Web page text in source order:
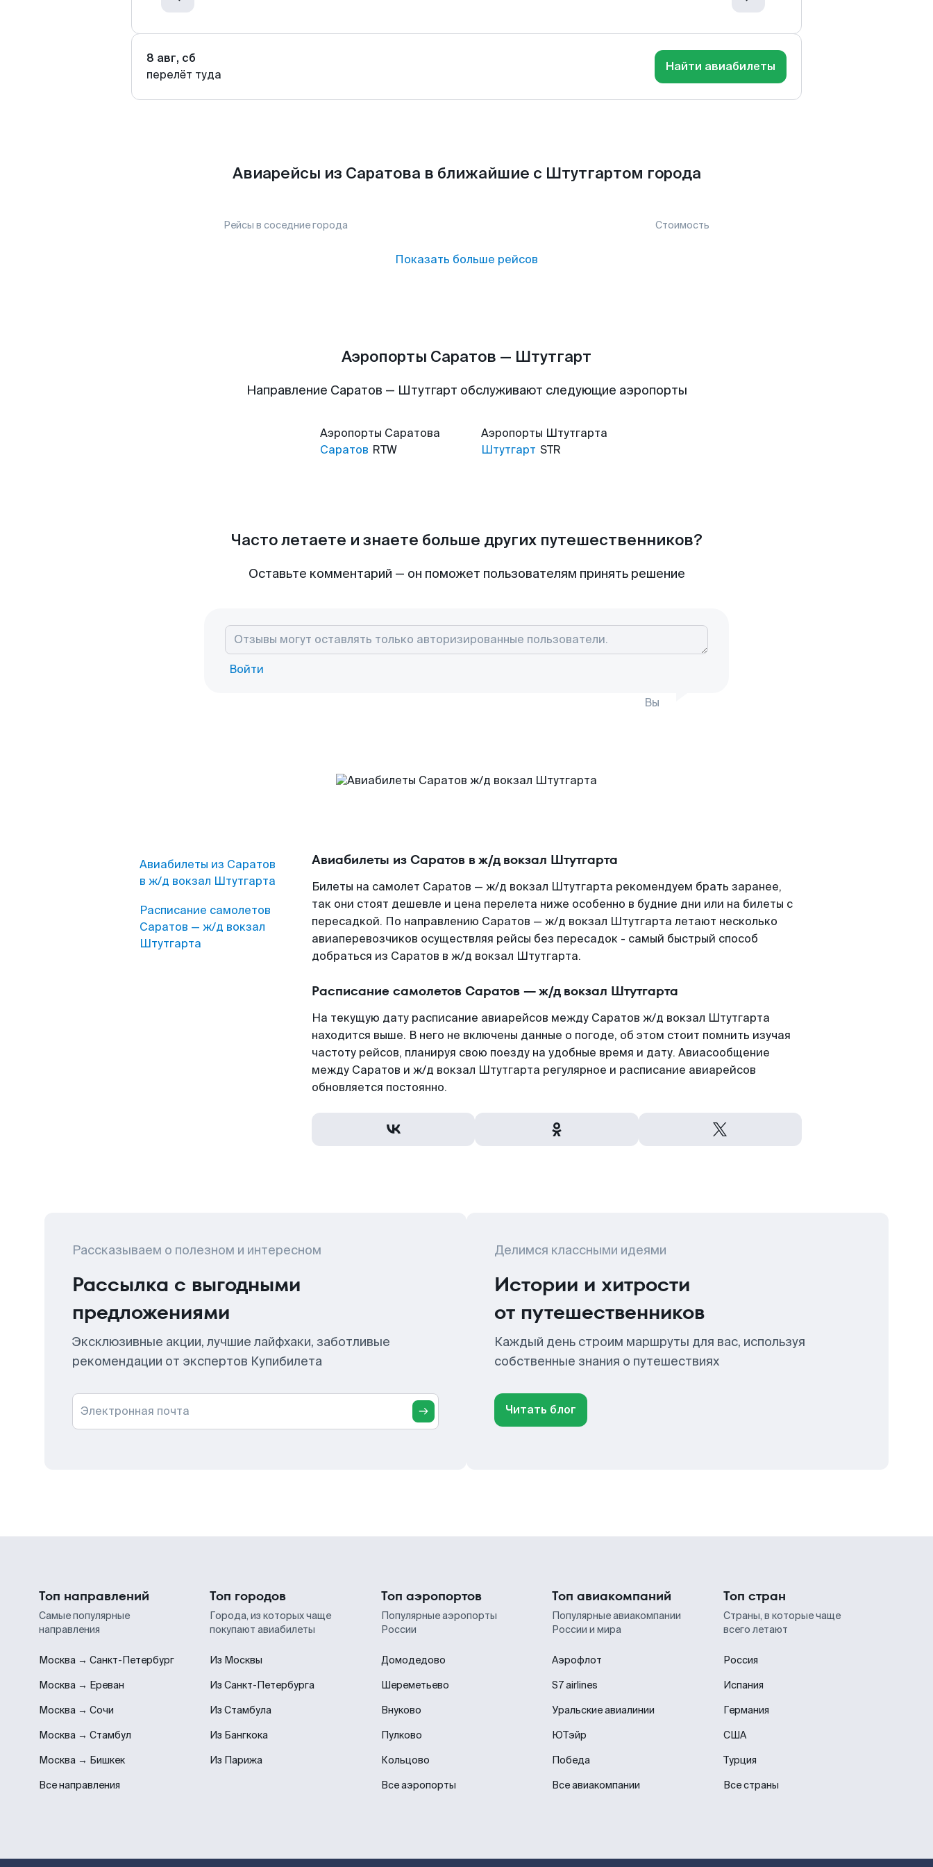
8 авг, сб
перелёт туда
Найти авиабилеты
Авиарейсы из Саратова в ближайшие с Штутгартом города
Рейсы в соседние города Стоимость
Показать больше рейсов
Аэропорты Саратов — Штутгарт
Направление Саратов — Штутгарт обслуживают следующие аэропорты
Аэропорты Саратова
Саратов RTW
Аэропорты Штутгарта
Штутгарт STR
Часто летаете и знаете больше других путешественников?
Оставьте комментарий — он поможет пользователям принять решение
Войти
Вы
Авиабилеты из Саратов
в ж/д вокзал Штутгарта
Расписание самолетов
Саратов — ж/д вокзал
Штутгарта
Авиабилеты из Саратов в ж/д вокзал Штутгарта
Билеты на самолет Саратов — ж/д вокзал Штутгарта рекомендуем брать заранее,
так они стоят дешевле и цена перелета ниже особенно в будние дни или на билеты с
пересадкой. По направлению Саратов — ж/д вокзал Штутгарта летают несколько
авиаперевозчиков осуществляя рейсы без пересадок - самый быстрый способ
добраться из Саратов в ж/д вокзал Штутгарта.
Расписание самолетов Саратов — ж/д вокзал Штутгарта
На текущую дату расписание авиарейсов между Саратов ж/д вокзал Штутгарта
находится выше. В него не включены данные о погоде, об этом стоит помнить изучая
частоту рейсов, планируя свою поезду на удобные время и дату. Авиасообщение
между Саратов и ж/д вокзал Штутгарта регулярное и расписание авиарейсов
обновляется постоянно.
Рассказываем о полезном и интересном
Рассылка с выгодными
предложениями
Эксклюзивные акции, лучшие лайфхаки, заботливые
рекомендации от экспертов Купибилета
Электронная почта
Делимся классными идеями
Истории и хитрости
от путешественников
Каждый день строим маршруты для вас, используя
собственные знания о путешествиях
Читать блог
Топ направлений
Самые популярные
направления
Москва → Санкт-Петербург
Москва → Ереван
Москва → Сочи
Москва → Стамбул
Москва → Бишкек
Все направления
Топ городов
Города, из которых чаще
покупают авиабилеты
Из Москвы
Из Санкт-Петербурга
Из Стамбула
Из Бангкока
Из Парижа
Топ аэропортов
Популярные аэропорты
России
Домодедово
Шереметьево
Внуково
Пулково
Кольцово
Все аэропорты
Топ авиакомпаний
Популярные авиакомпании
России и мира
Аэрофлот
S7 airlines
Уральские авиалинии
ЮТэйр
Победа
Все авиакомпании
Топ стран
Страны, в которые чаще
всего летают
Россия
Испания
Германия
США
Турция
Все страны